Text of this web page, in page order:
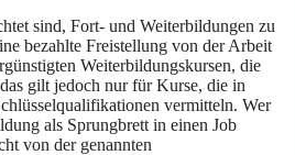
sind, Fort- und Weiterbildungen zu
bezahlte Freistellung von der Arbeit
Weiterbildungskursen, die
gilt jedoch nur für Kurse, die in
vermitteln. Wer
als Sprungbrett in einen Job
von der genannten